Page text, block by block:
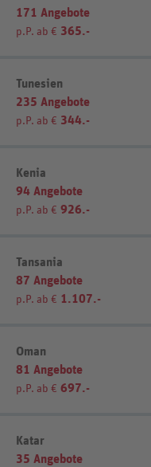
Johannisburg (10)
Kapstadt (44)
171 Angebote
p.P. ab € 365.-
Region wählen:
Agadir (26)
Tunesien
235 Angebote
p.P. ab € 344.-
Region wählen:
Hammamet (33)
Insel Djerba (32)
Kenia
94 Angebote
p.P. ab € 926.-
Region wählen:
Bamburi Beach (2)
Diani Beach (3)
Tansania
87 Angebote
p.P. ab € 1.107.-
Region wählen:
Sansibar (41)
Oman
81 Angebote
p.P. ab € 697.-
Region wählen:
Maskat (25)
Katar
35 Angebote